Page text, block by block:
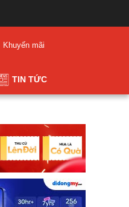
Khuyến mãi
TIN TỨC